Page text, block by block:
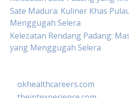
Sate Madura: Kuliner Khas
Menggugah Selera
Kelezatan Rendang Padang:
yang Menggugah Selera
okhealthcareers.com